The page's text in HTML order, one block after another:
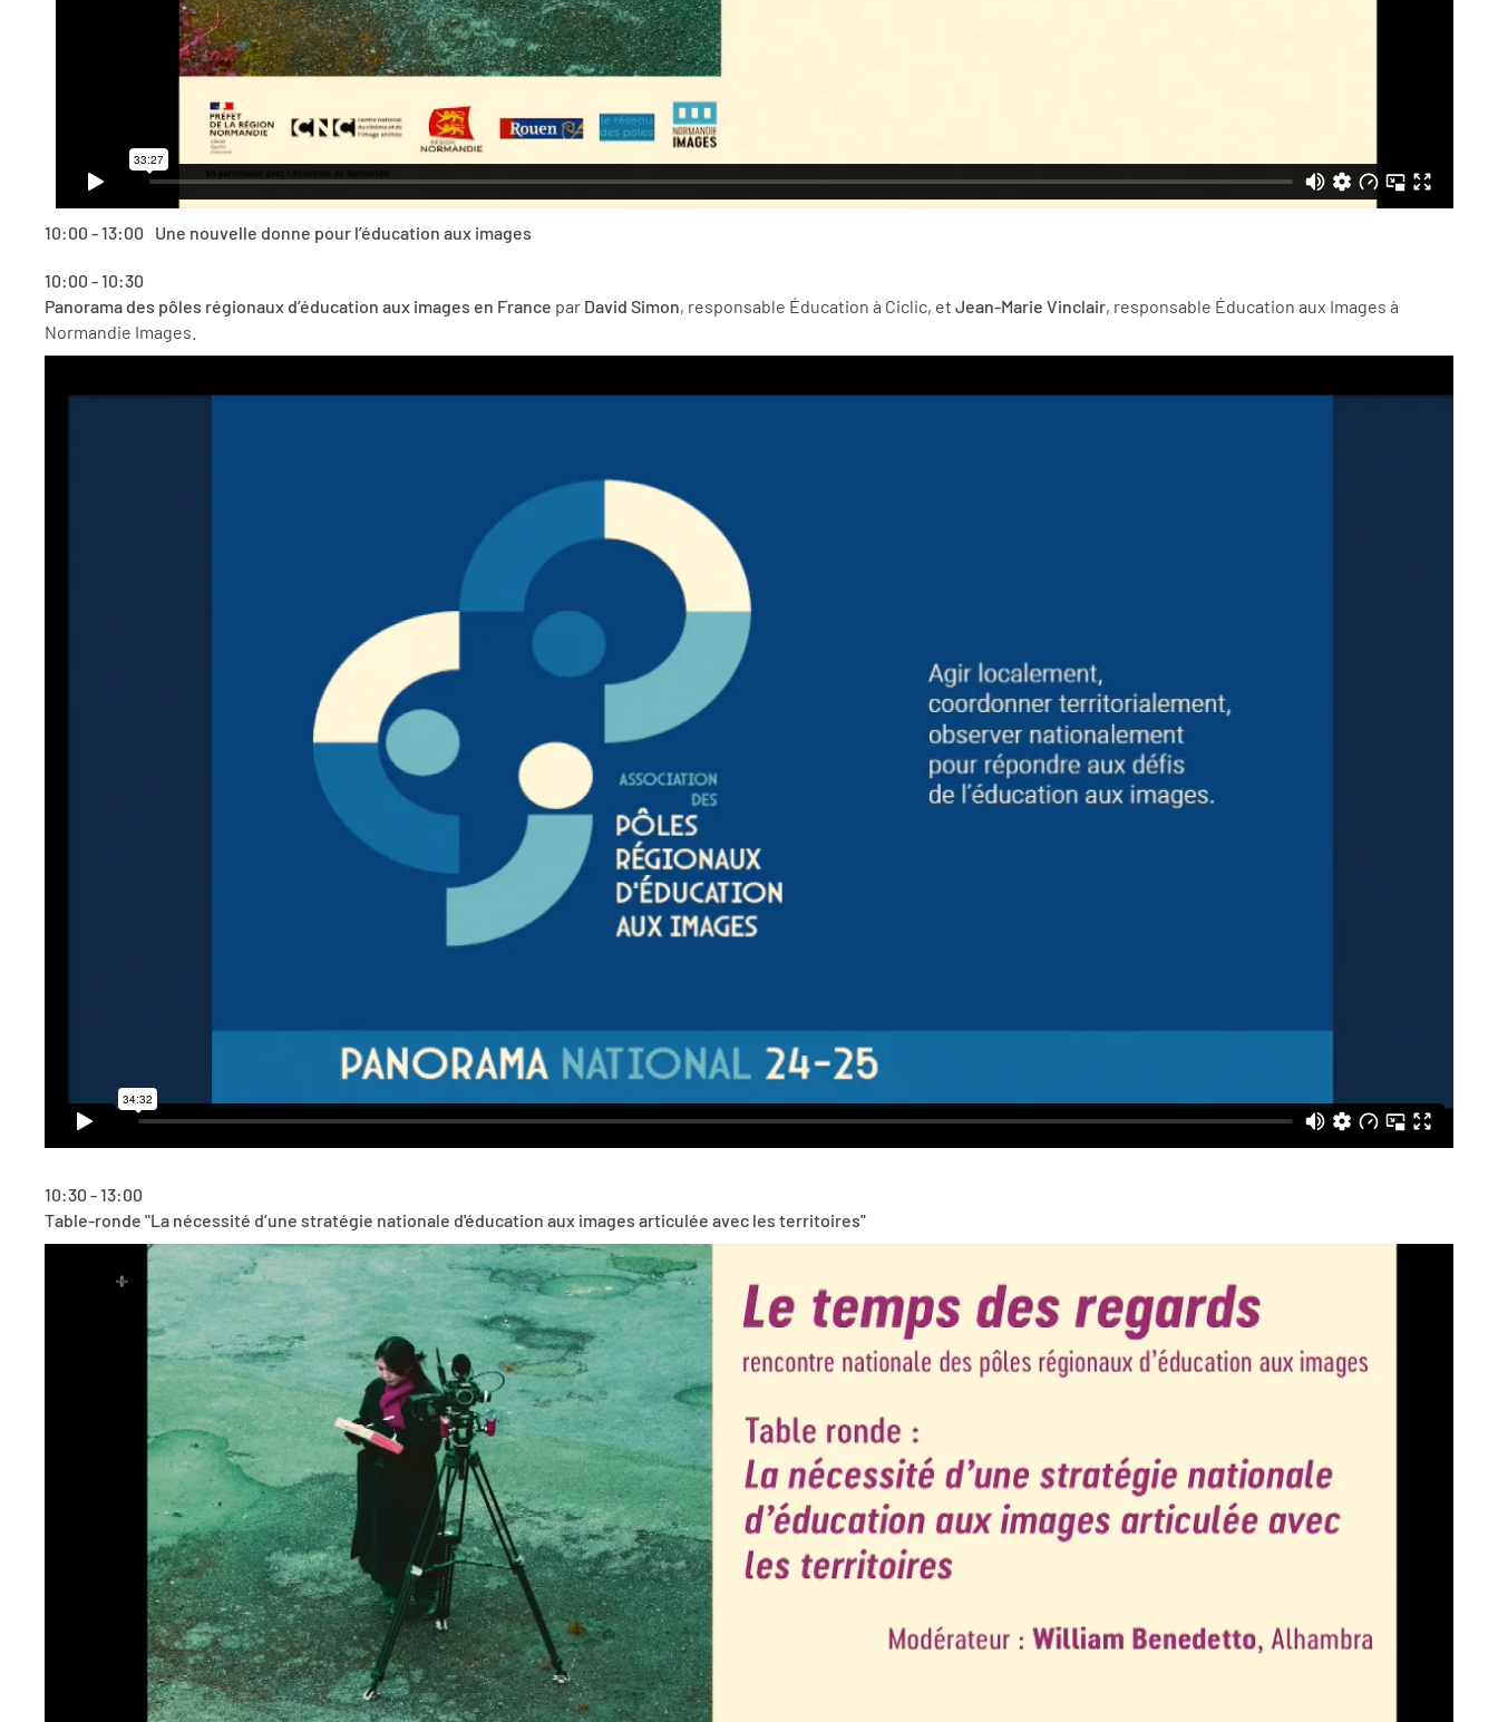
10:00 - 13:00 Une nouvelle donne pour l’éducation aux images
10:00 - 10:30
Panorama des pôles régionaux d’éducation aux images en France par David Simon, responsable Éducation à Ciclic, et Jean-Marie Vinclair, responsable Éducation aux Images à
Normandie Images.
10:30 - 13:00
Table-ronde "La nécessité d’une stratégie nationale d'éducation aux images articulée avec les territoires"